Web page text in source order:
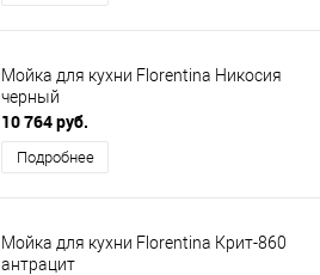
Мойка для кухни Florentina Никосия
черный
10 764 руб.
Подробнее
Мойка для кухни Florentina Крит-860
антрацит